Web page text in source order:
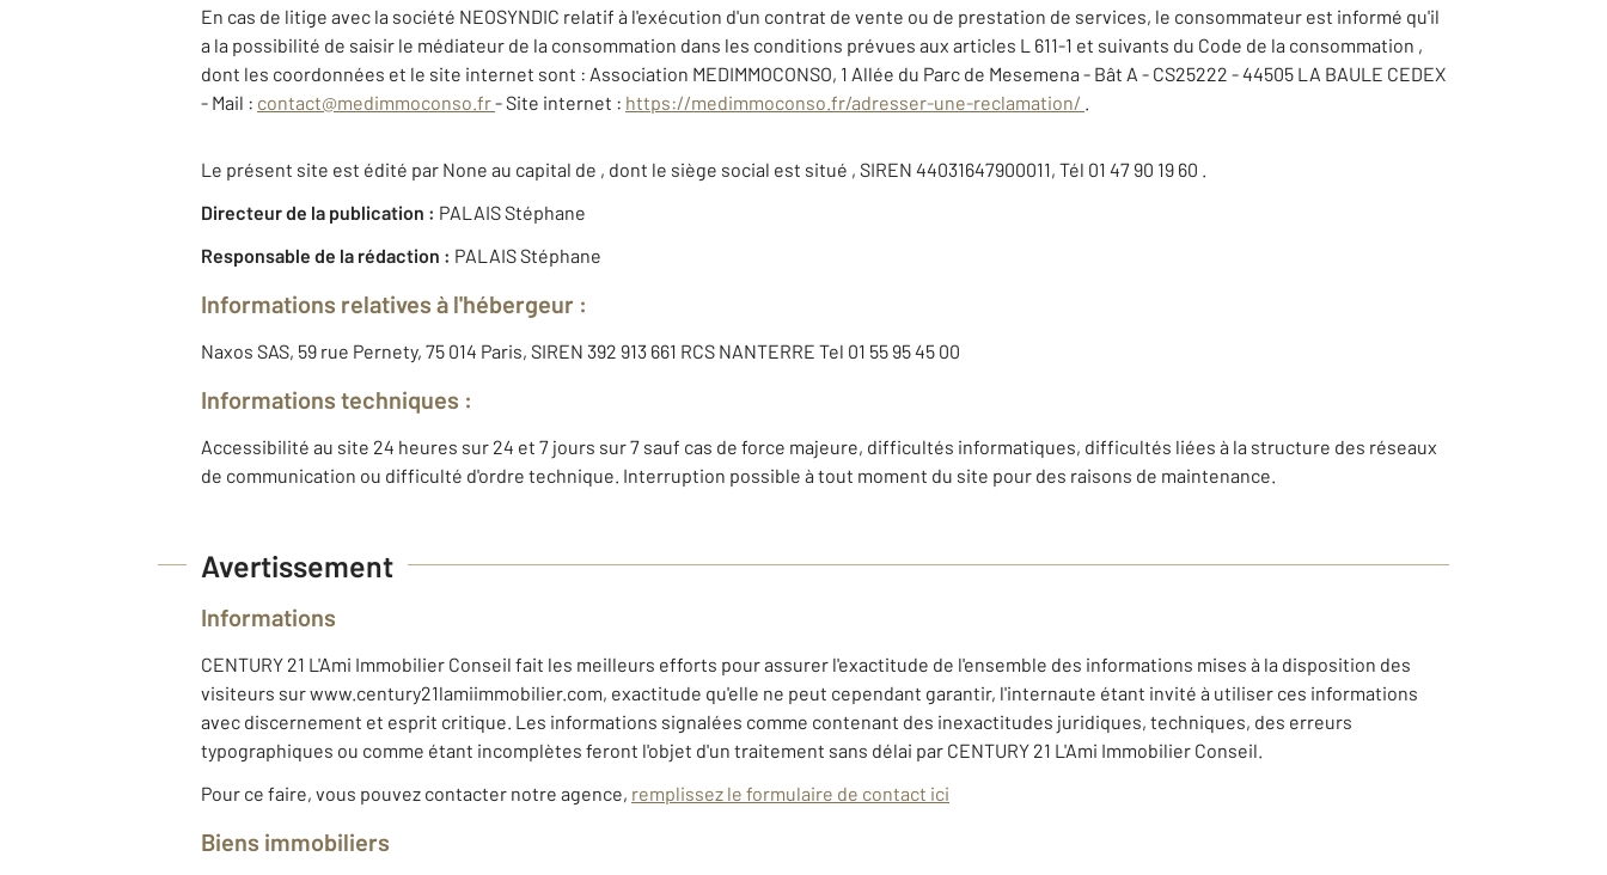
En cas de litige avec la société NEOSYNDIC relatif à l'exécution d'un contrat de vente ou de prestation de services, le consommateur est informé qu'il
a la possibilité de saisir le médiateur de la consommation dans les conditions prévues aux articles L 611-1 et suivants du Code de la consommation ,
dont les coordonnées et le site internet sont : Association MEDIMMOCONSO, 1 Allée du Parc de Mesemena - Bât A - CS25222 - 44505 LA BAULE CEDEX
- Mail : contact@medimmoconso.fr- Site internet : https://medimmoconso.fr/adresser-une-reclamation/
Le présent site est édité par None au capital de , dont le siège social est situé , SIREN 44031647900011, Tél 01 47 90 19 60 .
Directeur de la publication : PALAIS Stéphane
Responsable de la rédaction : PALAIS Stéphane
Informations relatives à l'hébergeur :
Naxos SAS, 59 rue Pernety, 75 014 Paris, SIREN 392 913 661 RCS NANTERRE Tel 01 55 95 45 00
Informations techniques :
Accessibilité au site 24 heures sur 24 et 7 jours sur 7 sauf cas de force majeure, difficultés informatiques, difficultés liées à la structure des réseaux
de communication ou difficulté d'ordre technique. Interruption possible à tout moment du site pour des raisons de maintenance.
Avertissement
Informations
CENTURY 21 L'Ami Immobilier Conseil fait les meilleurs efforts pour assurer l'exactitude de l'ensemble des informations mises à la disposition des
visiteurs sur www.century21lamiimmobilier.com, exactitude qu'elle ne peut cependant garantir, l'internaute étant invité à utiliser ces informations
avec discernement et esprit critique. Les informations signalées comme contenant des inexactitudes juridiques, techniques, des erreurs
typographiques ou comme étant incomplètes feront l'objet d'un traitement sans délai par CENTURY 21 L'Ami Immobilier Conseil.
Pour ce faire, vous pouvez contacter notre agence, remplissez le formulaire de contact ici
Biens immobiliers